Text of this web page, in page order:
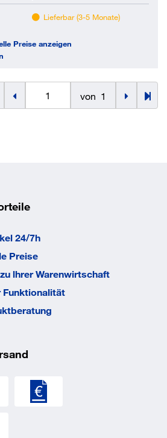
Lieferbar (3-5 Monate)
Preise anzeigen
von 1
24/7h
Preise
lhrer Warenwirtschaft
Funktionalität